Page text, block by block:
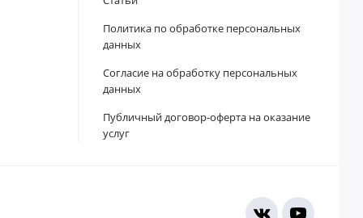
Политика по обработке персональных
данных
Согласие на обработку персональных
данных
Публичный договор-оферта на оказание
услуг